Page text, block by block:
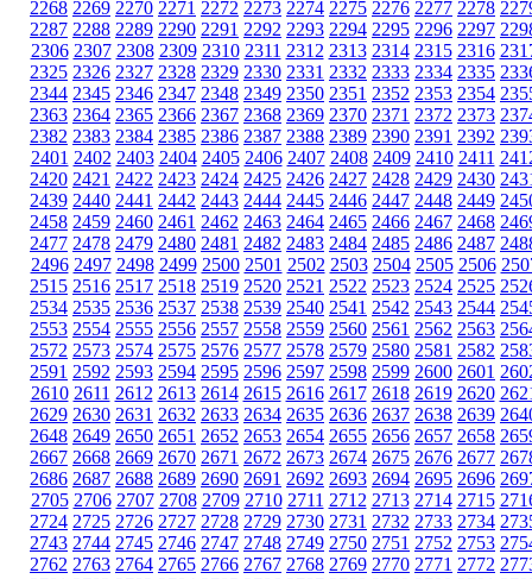
2268 2269 2270 2271 2272 2273 2274 2275 2276 2277 2278
2287 2288 2289 2290 2291 2292 2293 2294 2295 2296 2297
2306 2307 2308 2309 2310 2311 2312 2313 2314 2315 2316
2325 2326 2327 2328 2329 2330 2331 2332 2333 2334 2335
2344 2345 2346 2347 2348 2349 2350 2351 2352 2353 2354
2363 2364 2365 2366 2367 2368 2369 2370 2371 2372 2373
2382 2383 2384 2385 2386 2387 2388 2389 2390 2391 2392
2401 2402 2403 2404 2405 2406 2407 2408 2409 2410 2411
2420 2421 2422 2423 2424 2425 2426 2427 2428 2429 2430
2439 2440 2441 2442 2443 2444 2445 2446 2447 2448 2449
2458 2459 2460 2461 2462 2463 2464 2465 2466 2467 2468
2477 2478 2479 2480 2481 2482 2483 2484 2485 2486 2487
2496 2497 2498 2499 2500 2501 2502 2503 2504 2505 2506
2515 2516 2517 2518 2519 2520 2521 2522 2523 2524 2525
2534 2535 2536 2537 2538 2539 2540 2541 2542 2543 2544
2553 2554 2555 2556 2557 2558 2559 2560 2561 2562 2563
2572 2573 2574 2575 2576 2577 2578 2579 2580 2581 2582
2591 2592 2593 2594 2595 2596 2597 2598 2599 2600 2601
2610 2611 2612 2613 2614 2615 2616 2617 2618 2619 2620
2629 2630 2631 2632 2633 2634 2635 2636 2637 2638 2639
2648 2649 2650 2651 2652 2653 2654 2655 2656 2657 2658
2667 2668 2669 2670 2671 2672 2673 2674 2675 2676 2677
2686 2687 2688 2689 2690 2691 2692 2693 2694 2695 2696
2705 2706 2707 2708 2709 2710 2711 2712 2713 2714 2715
2724 2725 2726 2727 2728 2729 2730 2731 2732 2733 2734
2743 2744 2745 2746 2747 2748 2749 2750 2751 2752 2753
2762 2763 2764 2765 2766 2767 2768 2769 2770 2771 2772